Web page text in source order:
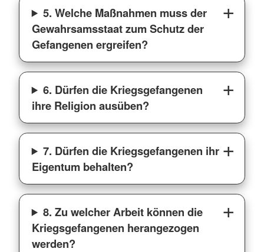
5. Welche Maßnahmen muss der
Gewahrsamsstaat zum Schutz der
Gefangenen ergreifen?
6. Dürfen die Kriegsgefangenen
ihre Religion ausüben?
7. Dürfen die Kriegsgefangenen ihr
Eigentum behalten?
8. Zu welcher Arbeit können die
Kriegsgefangenen herangezogen
werden?